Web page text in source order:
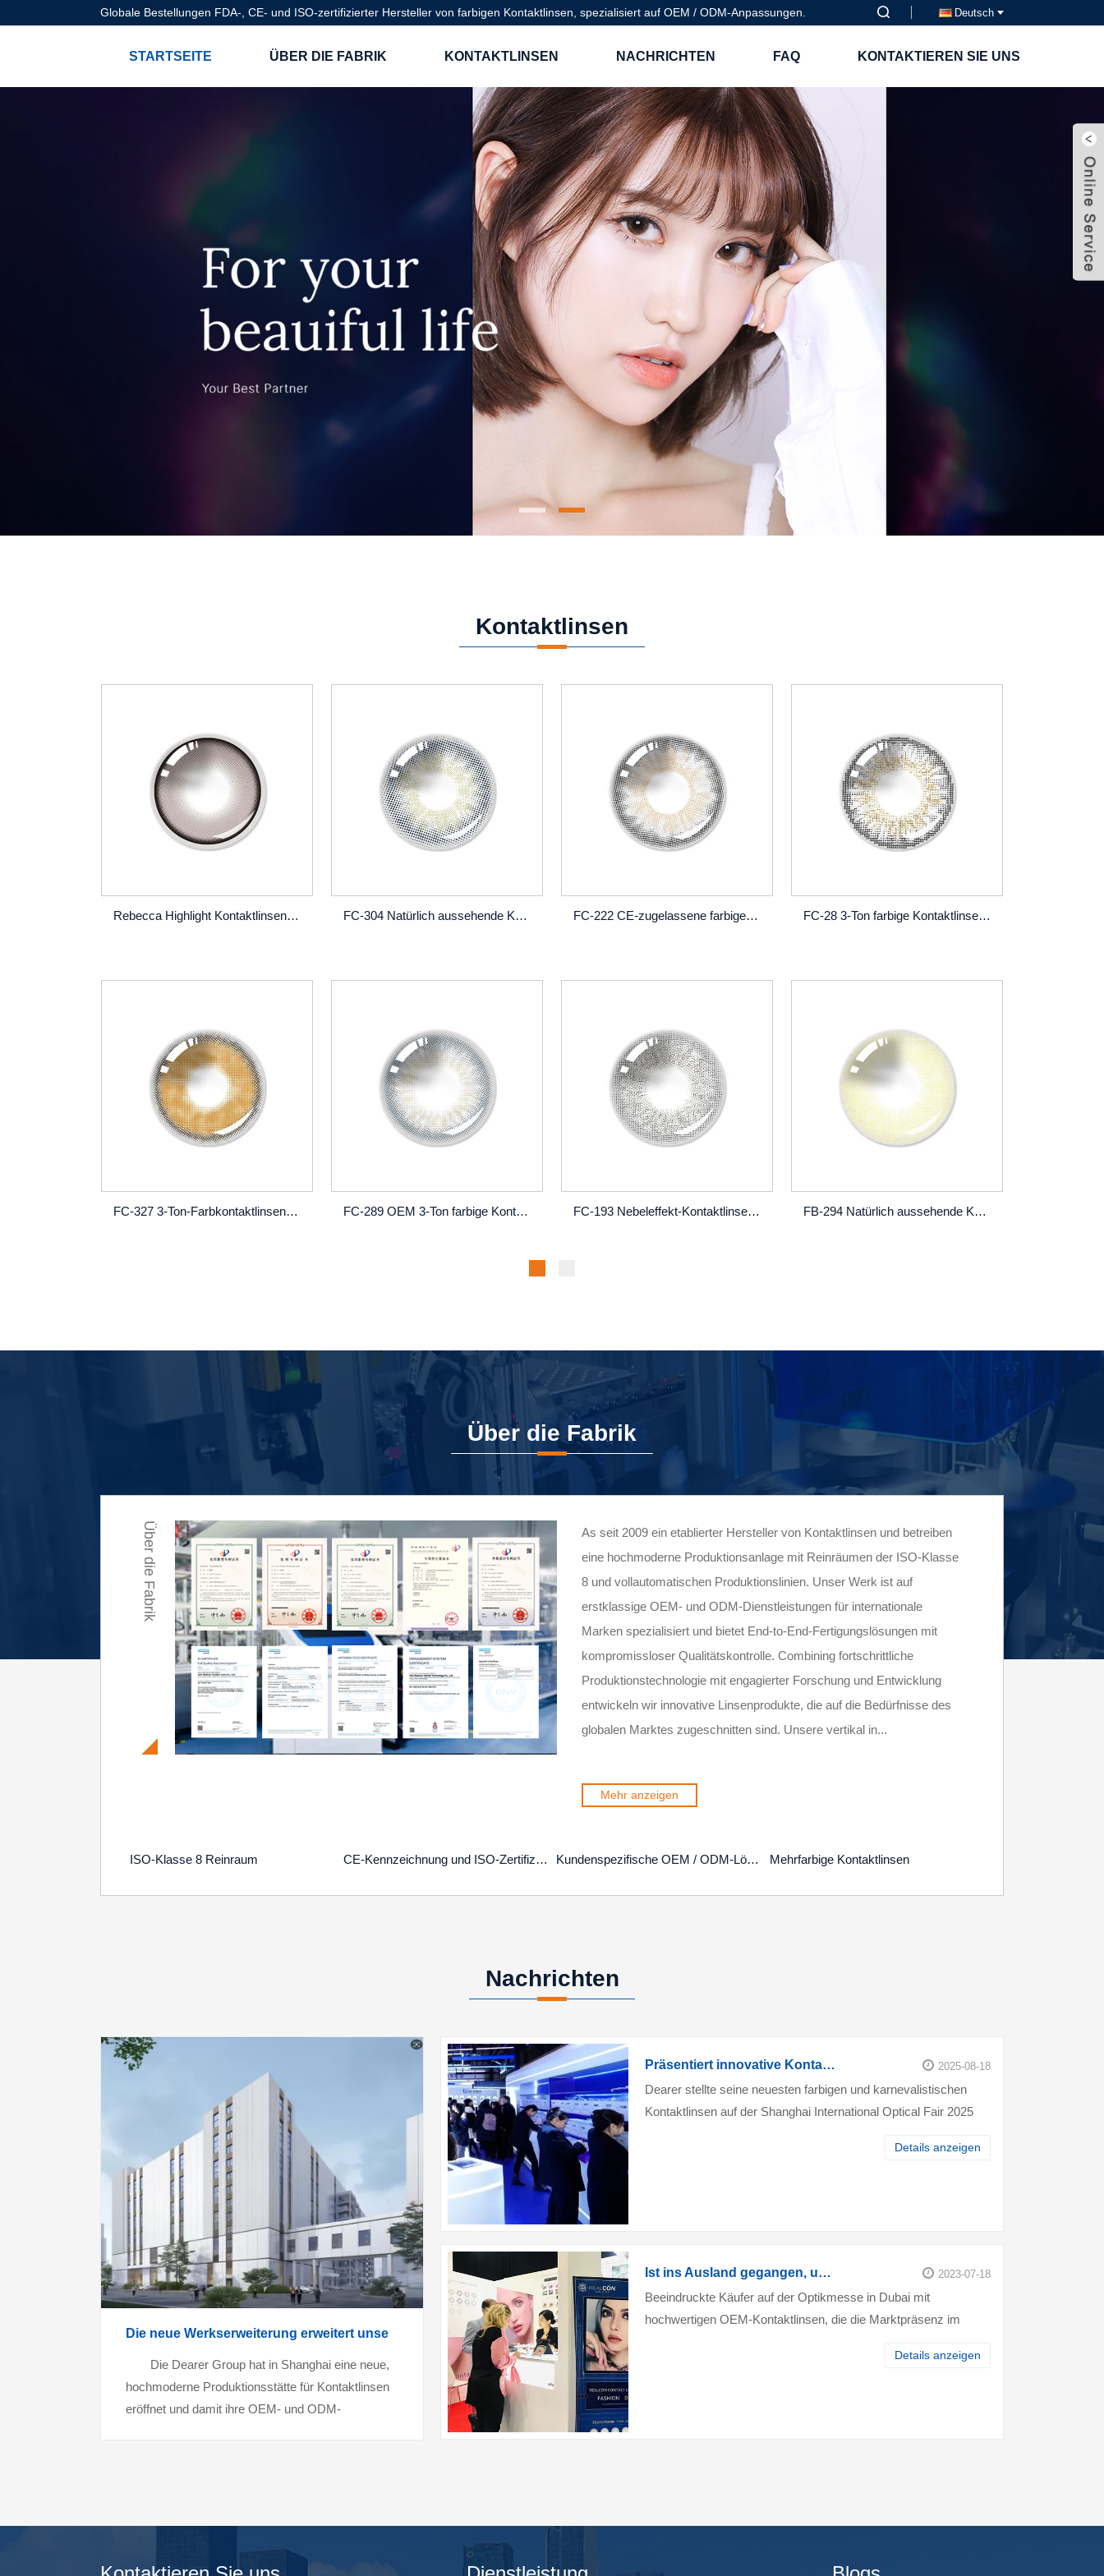
Globale Bestellungen FDA-, CE- und ISO-zertifizierter Hersteller von farbigen Kontaktlinsen, spezialisiert auf OEM / ODM-Anpassungen. Deutsch
STARTSEITE ÜBER DIE FABRIK KONTAKTLINSEN NACHRICHTEN FAQ KONTAKTIEREN SIE UNS
Kontaktlinsen
Rebecca Highlight Kontaktlinsen | Eye-En
FC-327 3-Ton-Farbkontaktlinsen | Vibrant
FC-304 Natürlich aussehende Kontaktlinse
FC-289 OEM 3-Ton farbige Kontaktlinsen |
FC-222 CE-zugelassene farbige Kontaktlin
FC-193 Nebeleffekt-Kontaktlinsen - Dezen
FC-28 3-Ton farbige Kontaktlinsen | lebe
FB-294 Natürlich aussehende Kontaktlinse
Über die Fabrik
Über die Fabrik
As seit 2009 ein etablierter Hersteller von Kontaktlinsen und betreiben
eine hochmoderne Produktionsanlage mit Reinräumen der ISO-Klasse
8 und vollautomatischen Produktionslinien. Unser Werk ist auf
erstklassige OEM- und ODM-Dienstleistungen für internationale
Marken spezialisiert und bietet End-to-End-Fertigungslösungen mit
kompromissloser Qualitätskontrolle. Combining fortschrittliche
Produktionstechnologie mit engagierter Forschung und Entwicklung
entwickeln wir innovative Linsenprodukte, die auf die Bedürfnisse des
globalen Marktes zugeschnitten sind. Unsere vertikal in...
Mehr anzeigen
ISO-Klasse 8 Reinraum CE-Kennzeichnung und ISO-Zertifizierung Kundenspezifische OEM / ODM-Lösungen Mehrfarbige Kontaktlinsen
Nachrichten
Die neue Werkserweiterung erweitert unse
Die Dearer Group hat in Shanghai eine neue,
hochmoderne Produktionsstätte für Kontaktlinsen
eröffnet und damit ihre OEM- und ODM-
Präsentiert innovative Kontaktlinsen auf 2025-08-18
Dearer stellte seine neuesten farbigen und karnevalistischen
Kontaktlinsen auf der Shanghai International Optical Fair 2025
Details anzeigen
Ist ins Ausland gegangen, um "Amazing th 2023-07-18
Beeindruckte Käufer auf der Optikmesse in Dubai mit
hochwertigen OEM-Kontaktlinsen, die die Marktpräsenz im
Details anzeigen